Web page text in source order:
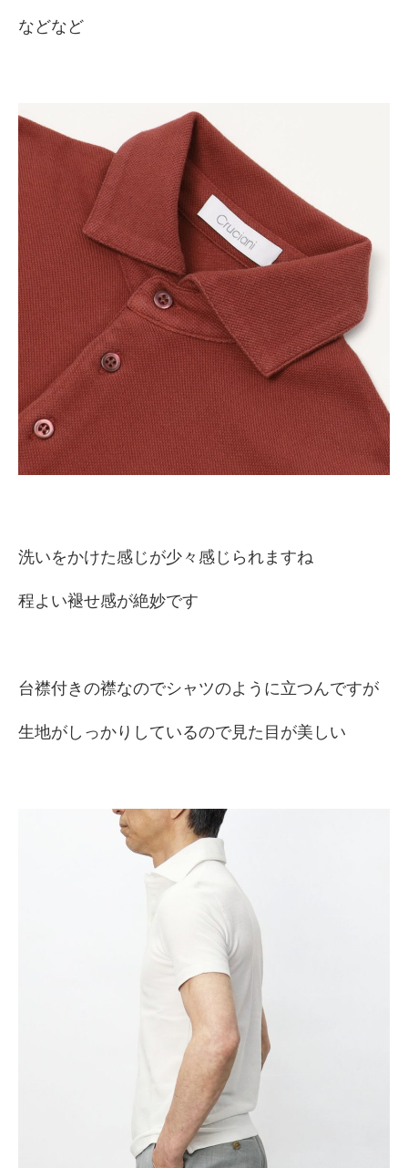
などなど
洗いをかけた感じが少々感じられますね
程よい褪せ感が絶妙です
台襟付きの襟なのでシャツのように立つんですが
生地がしっかりしているので見た目が美しい